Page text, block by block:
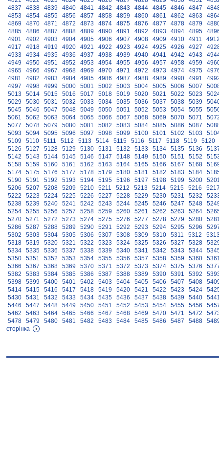
4837
4838 4839 4840 4841 4842 4843 4844 4845 4846 4847
4853
4854 4855 4856 4857 4858 4859 4860 4861 4862 4863
4869
4870 4871 4872 4873 4874 4875 4876 4877 4878 4879
4885
4886 4887 4888 4889 4890 4891 4892 4893 4894 4895
4901
4902 4903 4904 4905 4906 4907 4908 4909 4910 4911
4917
4918 4919 4920 4921 4922 4923 4924 4925 4926 4927
4933
4934 4935 4936 4937 4938 4939 4940 4941 4942 4943
4949
4950 4951 4952 4953 4954 4955 4956 4957 4958 4959
4965
4966 4967 4968 4969 4970 4971 4972 4973 4974 4975
4981
4982 4983 4984 4985 4986 4987 4988 4989 4990 4991
4997
4998 4999 5000 5001 5002 5003 5004 5005 5006 5007
5013
5014 5015 5016 5017 5018 5019 5020 5021 5022 5023
5029
5030 5031 5032 5033 5034 5035 5036 5037 5038 5039
5045
5046 5047 5048 5049 5050 5051 5052 5053 5054 5055
5061
5062 5063 5064 5065 5066 5067 5068 5069 5070 5071
5077
5078 5079 5080 5081 5082 5083 5084 5085 5086 5087
5093
5094 5095 5096 5097 5098 5099 5100 5101 5102 5103
5109
5110 5111 5112 5113 5114 5115 5116 5117 5118 5119
5120
5126
5127 5128 5129 5130 5131 5132 5133 5134 5135 5136
5142
5143 5144 5145 5146 5147 5148 5149 5150 5151 5152
5158
5159 5160 5161 5162 5163 5164 5165 5166 5167 5168
5174
5175 5176 5177 5178 5179 5180 5181 5182 5183 5184
5190
5191 5192 5193 5194 5195 5196 5197 5198 5199 5200
5206
5207 5208 5209 5210 5211 5212 5213 5214 5215 5216
5222
5223 5224 5225 5226 5227 5228 5229 5230 5231 5232
5238
5239 5240 5241 5242 5243 5244 5245 5246 5247 5248
5254
5255 5256 5257 5258 5259 5260 5261 5262 5263 5264
5270
5271 5272 5273 5274 5275 5276 5277 5278 5279 5280
5286
5287 5288 5289 5290 5291 5292 5293 5294 5295 5296
5302
5303 5304 5305 5306 5307 5308 5309 5310 5311 5312
5318
5319 5320 5321 5322 5323 5324 5325 5326 5327 5328
5334
5335 5336 5337 5338 5339 5340 5341 5342 5343 5344
5350
5351 5352 5353 5354 5355 5356 5357 5358 5359 5360
5366
5367 5368 5369 5370 5371 5372 5373 5374 5375 5376
5382
5383 5384 5385 5386 5387 5388 5389 5390 5391 5392
5398
5399 5400 5401 5402 5403 5404 5405 5406 5407 5408
5414
5415 5416 5417 5418 5419 5420 5421 5422 5423 5424
5430
5431 5432 5433 5434 5435 5436 5437 5438 5439 5440
5446
5447 5448 5449 5450 5451 5452 5453 5454 5455 5456
5462
5463 5464 5465 5466 5467 5468 5469 5470 5471 5472
5478
5479 5480 5481 5482 5483 5484 5485 5486 5487 5488
сторінка